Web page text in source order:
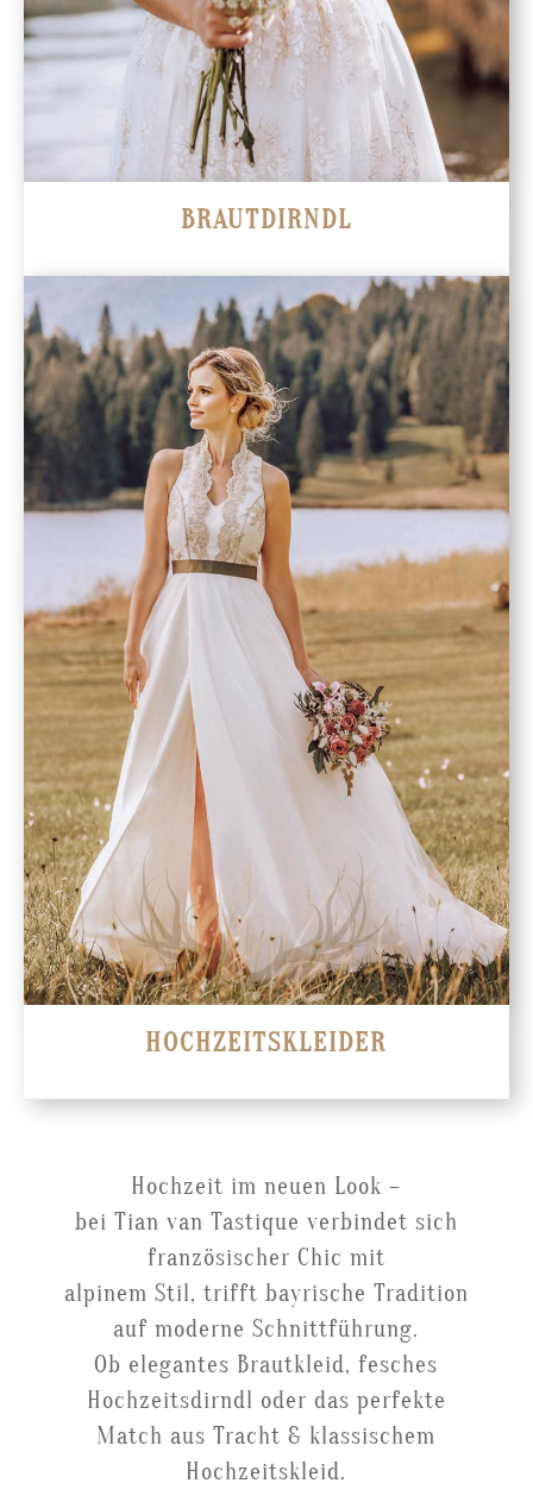
BRAUTDIRNDL
HOCHZEITSKLEIDER
Hochzeit im neuen Look –
bei Tian van Tastique verbindet sich
französischer Chic mit
alpinem Stil, trifft bayrische Tradition
auf moderne Schnittführung.
Ob elegantes Brautkleid, fesches
Hochzeitsdirndl oder das perfekte
Match aus Tracht & klassischem
Hochzeitskleid.